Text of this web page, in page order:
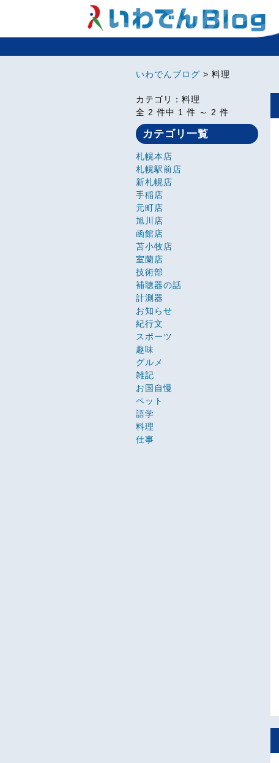
いわでんブログ > 料理
カテゴリ：料理
全 2 件中 1 件 ～ 2 件
カテゴリ一覧
札幌本店
札幌駅前店
新札幌店
手稲店
元町店
旭川店
函館店
苫小牧店
室蘭店
技術部
補聴器の話
計測器
お知らせ
紀行文
スポーツ
趣味
グルメ
雑記
お国自慢
ペット
語学
料理
仕事